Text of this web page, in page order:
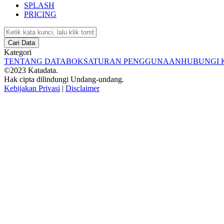
SPLASH
PRICING
Cari Data
Kategori
TENTANG DATABOKSATURAN PENGGUNAANHUBUNGI
©2023 Katadata.
Hak cipta dilindungi Undang-undang.
Kebijakan Privasi | Disclaimer